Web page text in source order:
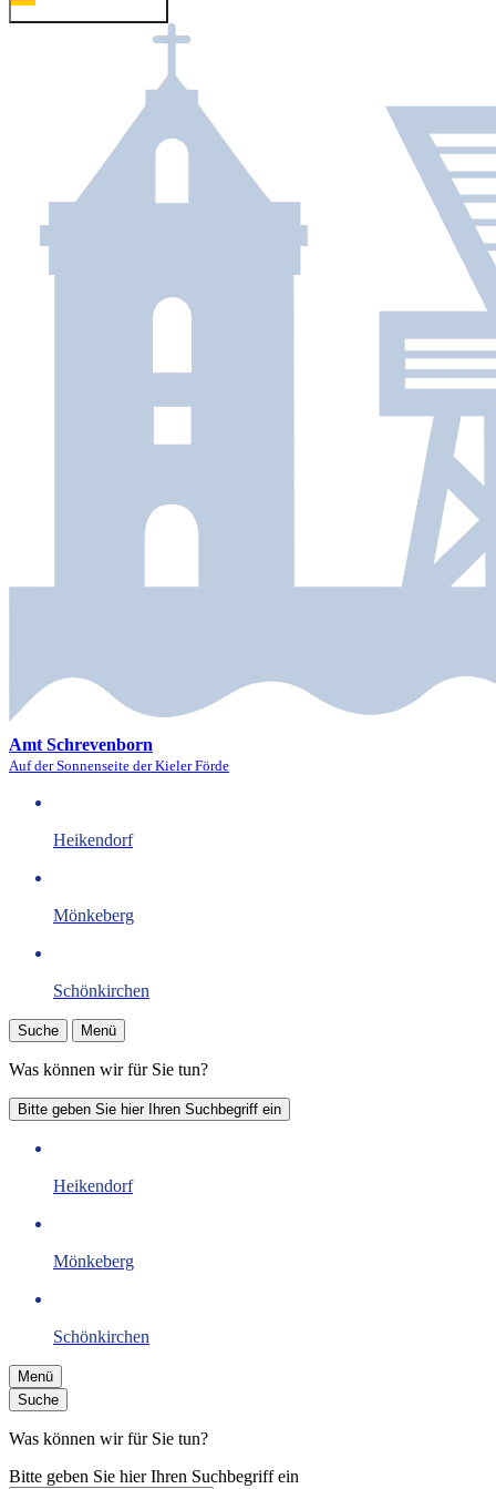
Amt Schrevenborn
Auf der Sonnenseite der Kieler Förde
Heikendorf
Mönkeberg
Schönkirchen
Suche Menü
Was können wir für Sie tun?
Bitte geben Sie hier Ihren Suchbegriff ein
Heikendorf
Mönkeberg
Schönkirchen
Menü
Suche
Was können wir für Sie tun?
Bitte geben Sie hier Ihren Suchbegriff ein